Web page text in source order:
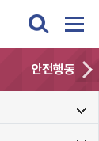
안전행동요령